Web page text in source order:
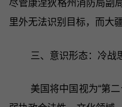
尽管康涅狄格州消防局副
里外无法识别目标，而大
三、意识形态：冷战
美国将中国视为“第